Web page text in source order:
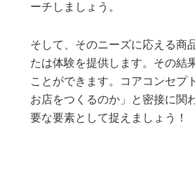
ーチしましょう。
そして、そのニーズに応える商
たは体験を提供します。その結
ことができます。コアコンセプ
お店をつくるのか」と密接に関
要な要素として捉えましょう！